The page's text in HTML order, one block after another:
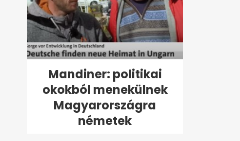
Mandiner: politikai
okokból menekülnek
Magyarországra
németek